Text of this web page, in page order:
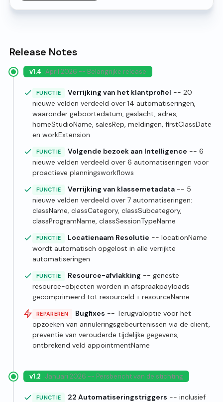
Release Notes
v1.4 April 2026 -- Belangrijke release
FUNCTIE Verrijking van het klantprofiel -- 20
nieuwe velden verdeeld over 14 automatiseringen,
waaronder geboortedatum, geslacht, adres,
homeStudioName, salesRep, meldingen, firstClassDate
en workExtension
FUNCTIE Volgende bezoek aan Intelligence -- 6
nieuwe velden verdeeld over 6 automatiseringen voor
proactieve planningsworkflows
FUNCTIE Verrijking van klassemetadata -- 5
nieuwe velden verdeeld over 7 automatiseringen:
className, classCategory, classSubcategory,
classProgramName, classSessionTypeName
FUNCTIE Locatienaam Resolutie -- locationName
wordt automatisch opgelost in alle verrijkte
automatiseringen
FUNCTIE Resource-afvlakking -- geneste
resource-objecten worden in afspraakpayloads
gecomprimeerd tot resourceId + resourceName
REPAREREN Bugfixes -- Terugvaloptie voor het
opzoeken van annuleringsgebeurtenissen via de client,
preventie van verouderde tijdelijke gegevens,
ontbrekend veld appointmentName
v1.2 Januari 2026 -- Persbericht van de stichting
FUNCTIE 22 Automatiseringstriggers -- inclusief